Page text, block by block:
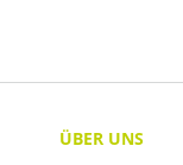
ÜBER UNS